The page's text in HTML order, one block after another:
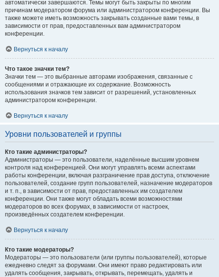
автоматически завершаются. Темы могут быть закрыты по многим
причинам модератором форума или администратором конференции. Вы
также можете иметь возможность закрывать созданные вами темы, в
зависимости от прав, предоставленных вам администратором
конференции.
Вернуться к началу
Что такое значки тем?
Значки тем — это выбранные авторами изображения, связанные с
сообщениями и отражающие их содержание. Возможность
использования значков тем зависит от разрешений, установленных
администратором конференции.
Вернуться к началу
Уровни пользователей и группы
Кто такие администраторы?
Администраторы — это пользователи, наделённые высшим уровнем
контроля над конференцией. Они могут управлять всеми аспектами
работы конференции, включая разграничение прав доступа, отключение
пользователей, создание групп пользователей, назначение модераторов
и т. п., в зависимости от прав, предоставленных им создателем
конференции. Они также могут обладать всеми возможностями
модераторов во всех форумах, в зависимости от настроек,
произведённых создателем конференции.
Вернуться к началу
Кто такие модераторы?
Модераторы — это пользователи (или группы пользователей), которые
ежедневно следят за форумами. Они имеют право редактировать или
удалять сообщения, закрывать, открывать, перемещать, удалять и